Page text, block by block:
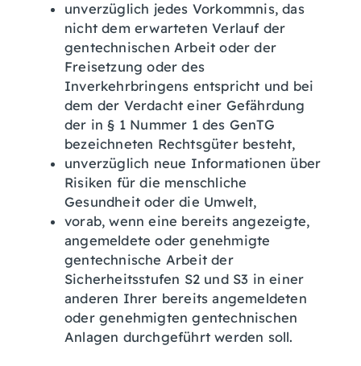
unverzüglich jedes Vorkommnis, das
nicht dem erwarteten Verlauf der
gentechnischen Arbeit oder der
Freisetzung oder des
Inverkehrbringens entspricht und bei
dem der Verdacht einer Gefährdung
der in § 1 Nummer 1 des GenTG
bezeichneten Rechtsgüter besteht,
unverzüglich neue Informationen über
Risiken für die menschliche
Gesundheit oder die Umwelt,
vorab, wenn eine bereits angezeigte,
angemeldete oder genehmigte
gentechnische Arbeit der
Sicherheitsstufen S2 und S3 in einer
anderen Ihrer bereits angemeldeten
oder genehmigten gentechnischen
Anlagen durchgeführt werden soll.